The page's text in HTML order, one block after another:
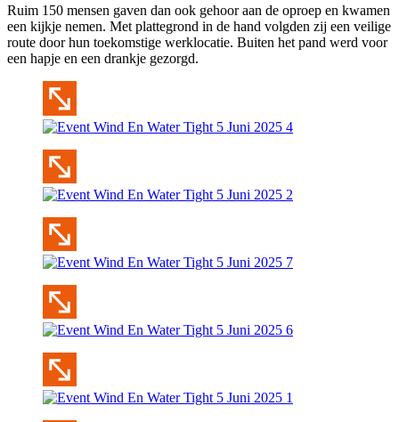
Ruim 150 mensen gaven dan ook gehoor aan de oproep en kwamen
een kijkje nemen. Met plattegrond in de hand volgden zij een veilige
route door hun toekomstige werklocatie. Buiten het pand werd voor
een hapje en een drankje gezorgd.